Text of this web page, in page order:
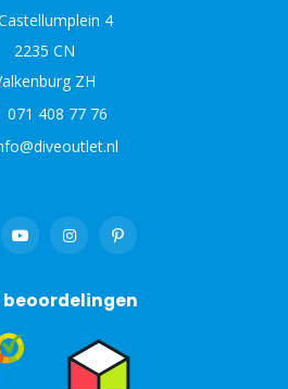
4
2235 CN
ZH
071 408 77 76
beoordelingen